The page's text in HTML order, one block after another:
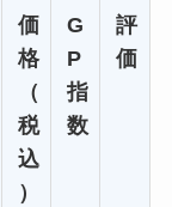
価
格
（
税
込
）
G
P
指
数
評
価